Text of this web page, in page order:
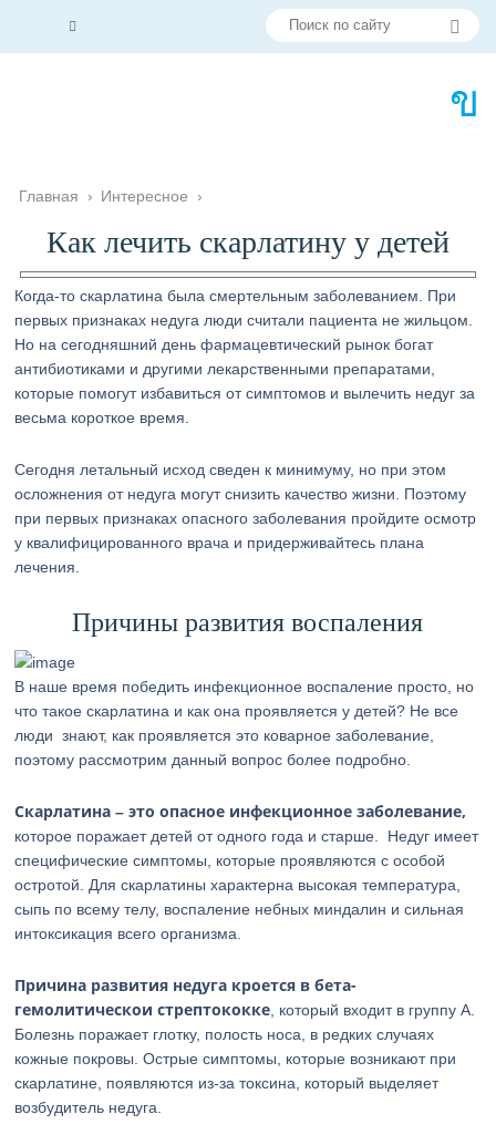
Главная › Интересное ›
Как лечить скарлатину у детей
Когда-то скарлатина была смертельным заболеванием. При
первых признаках недуга люди считали пациента не жильцом.
Но на сегодняшний день фармацевтический рынок богат
антибиотиками и другими лекарственными препаратами,
которые помогут избавиться от симптомов и вылечить недуг за
весьма короткое время.
Сегодня летальный исход сведен к минимуму, но при этом
осложнения от недуга могут снизить качество жизни. Поэтому
при первых признаках опасного заболевания пройдите осмотр
у квалифицированного врача и придерживайтесь плана
лечения.
Причины развития воспаления
В наше время победить инфекционное воспаление просто, но
что такое скарлатина и как она проявляется у детей? Не все
люди знают, как проявляется это коварное заболевание,
поэтому рассмотрим данный вопрос более подробно.
Скарлатина – это опасное инфекционное заболевание,
которое поражает детей от одного года и старше. Недуг имеет
специфические симптомы, которые проявляются с особой
остротой. Для скарлатины характерна высокая температура,
сыпь по всему телу, воспаление небных миндалин и сильная
интоксикация всего организма.
Причина развития недуга кроется в бета-
гемолитическои стрептококке , который входит в группу А.
Болезнь поражает глотку, полость носа, в редких случаях
кожные покровы. Острые симптомы, которые возникают при
скарлатине, появляются из-за токсина, который выделяет
возбудитель недуга.